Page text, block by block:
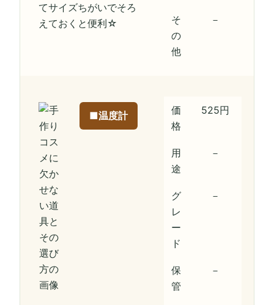
てサイズちがいでそろ
えておくと便利☆
そ
の
他
－
■温度計
価
格
525円
用
途
－
グ
レ
ー
ド
－
保
管
－